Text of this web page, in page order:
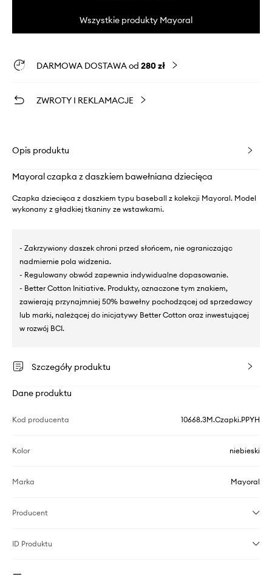
Wszystkie produkty Mayoral
DARMOWA DOSTAWA od 280 zł
ZWROTY I REKLAMACJE
Opis produktu
Mayoral czapka z daszkiem bawełniana dziecięca
Czapka dziecięca z daszkiem typu baseball z kolekcji Mayoral. Model
wykonany z gładkiej tkaniny ze wstawkami.
- Zakrzywiony daszek chroni przed słońcem, nie ograniczając
nadmiernie pola widzenia.
- Regulowany obwód zapewnia indywidualne dopasowanie.
- Better Cotton Initiative. Produkty, oznaczone tym znakiem,
zawierają przynajmniej 50% bawełny pochodzącej od sprzedawcy
lub marki, należącej do inicjatywy Better Cotton oraz inwestującej
w rozwój BCI.
Szczegóły produktu
Dane produktu
Kod producenta 10668.3M.Czapki.PPYH
Kolor niebieski
Marka Mayoral
Producent
ID Produktu